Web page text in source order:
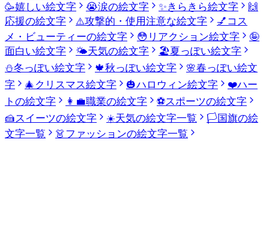
🥳嬉しい絵文字 😭涙の絵文字 ✨きらきら絵文字
🙌
応援の絵文字
⚠️攻撃的・使用注意な絵文字 💅 コス
メ・ビューティーの絵文字
😳 リアクション絵文字
🤪
面白い絵文字
🌤️天気の絵文字 🏖️夏っぽい絵文字
⛄冬っぽい絵文字 🍁秋っぽい絵文字 🌸春っぽい絵文
字
🎄 クリスマス絵文字 🎃ハロウィン絵文字 ❤️ハー
トの絵文字
👩‍💼職業の絵文字 ⚽スポーツの絵文字
🍰スイーツの絵文字 ☀️天気の絵文字一覧 🏳️国旗の絵
文字一覧
👗ファッションの絵文字一覧